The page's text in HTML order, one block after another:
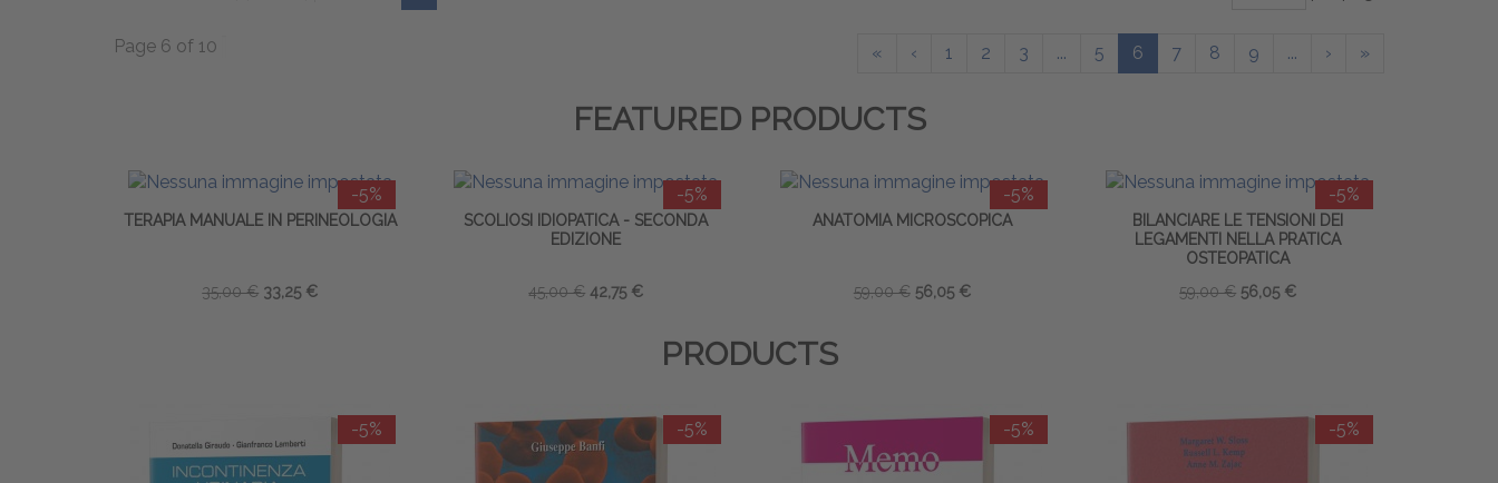
Page 6 of 10 « ‹ 1 2 3 ... 5 6 7 8 9 ... › »
FEATURED PRODUCTS
-5%
TERAPIA MANUALE IN PERINEOLOGIA
35,00 € 33,25 €
-5%
SCOLIOSI IDIOPATICA - SECONDA
EDIZIONE
45,00 € 42,75 €
-5%
ANATOMIA MICROSCOPICA
59,00 € 56,05 €
-5%
BILANCIARE LE TENSIONI DEI
LEGAMENTI NELLA PRATICA
OSTEOPATICA
59,00 € 56,05 €
PRODUCTS
-5% -5% -5% -5%